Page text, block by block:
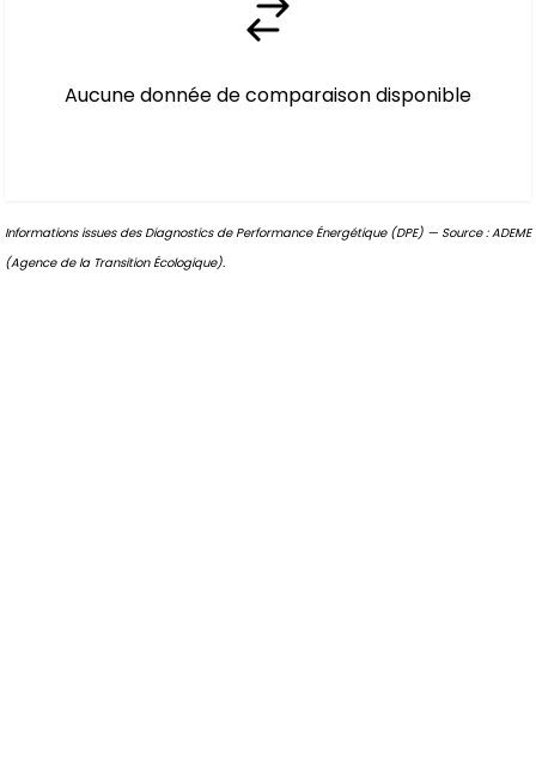
Aucune donnée de comparaison disponible
Informations issues des Diagnostics de Performance Énergétique (DPE) — Source : ADEME
(Agence de la Transition Écologique).